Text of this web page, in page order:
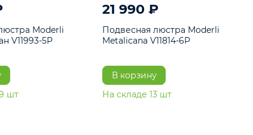
17 290 ₽
Подвесная люстра Moderli
Максимилиан V11993-5P
На складе
Подвесная
Metalicana V11814-
На складе